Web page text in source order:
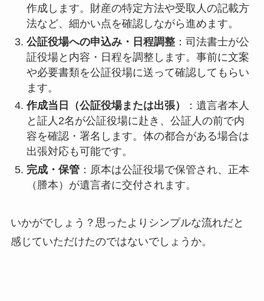
作成します。財産の特定方法や受取人の記載方
法など、細かい点を確認しながら進めます。
公証役場への申込み・日程調整：司法書士が公
証役場と内容・日程を調整します。事前に文案
や必要書類を公証役場に送って確認してもらい
ます。
作成当日（公証役場または出張）
：遺言者本人
と証人2名が公証役場に赴き、公証人の前で内
容を確認・署名します。体の都合がある場合は
出張対応も可能です。
完成・保管：原本は公証役場で保管され、正本
（謄本）が遺言者に交付されます。
いかがでしょう？思ったよりシンプルな流れだと
感じていただけたのではないでしょうか。